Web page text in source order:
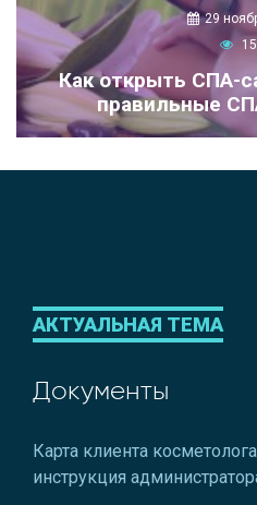
29
Как открыть СПА-
правильные
АКТУАЛЬНАЯ ТЕМА
Документы
Карта клиента
инструкция